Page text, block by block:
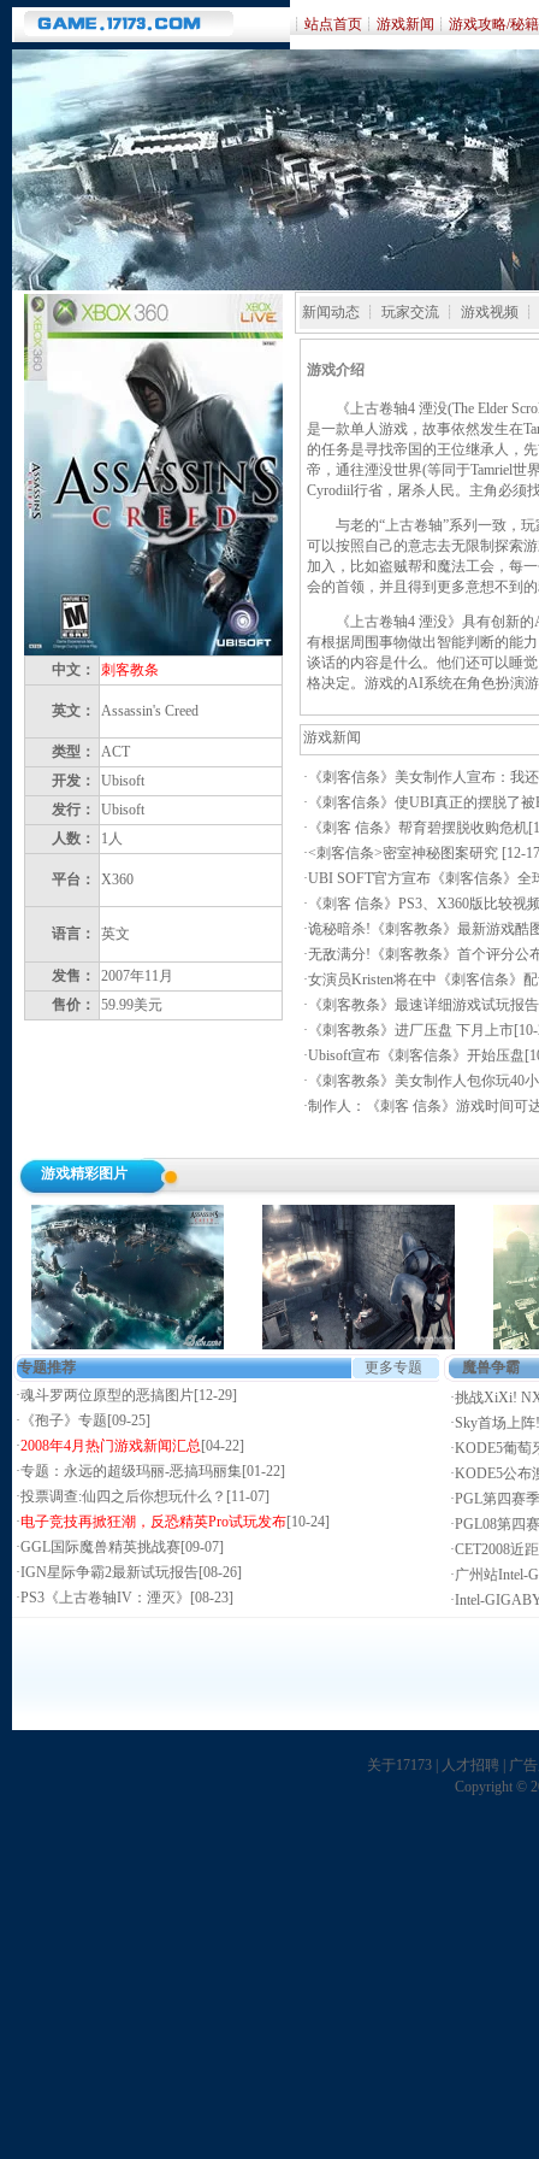
┊ 站点首页 ┊ 游戏新闻 ┊ 游戏攻略/秘
中文： 刺客教条
英文： Assassin's Creed
类型：
ACT
开发：
Ubisoft
发行：
Ubisoft
人数：
1人
平台： X360
语言： 英文
发售：
2007年11月
售价：
59.99美元
新闻动态 ┊ 玩家交流 ┊ 游戏视频
游戏介绍
《上古卷轴4 湮没(The Elder
是一款单人游戏，故事依然发生在
的任务是寻找帝国的王位继承人，
帝，通往湮没世界(等同于Tamriel世
Cyrodiil行省，屠杀人民。主角必须
与老的“上古卷轴”系列一致，玩
可以按照自己的意志去无限制探索
加入，比如盗贼帮和魔法工会，每
会的首领，并且得到更多意想不到
《上古卷轴4 湮没》具有创新的
有根据周围事物做出智能判断的能
谈话的内容是什么。他们还可以睡
格决定。游戏的AI系统在角色扮演
游戏新闻
· 《刺客信条》美女制作人宣布：我
· 《刺客信条》使UBI真正的摆脱了
· 《刺客 信条》帮育碧摆脱收购危机
·<刺客信条>密室神秘图案研究 [12-
·UBI SOFT官方宣布《刺客信条》全
· 《刺客 信条》PS3、X360版比较视
·诡秘暗杀!《刺客教条》最新游戏酷
·无敌满分!《刺客教条》首个评分公
·女演员Kristen将在中《刺客信条》
· 《刺客教条》最速详细游戏试玩报告
· 《刺客教条》进厂压盘 下月上市
·Ubisoft宣布《刺客信条》开始压盘
· 《刺客教条》美女制作人包你玩40
·制作人：《刺客 信条》游戏时间可
游戏精彩图片
专题推荐
更多专题
·魂斗罗两位原型的恶搞图片[12-29]
· 《孢子》专题 [09-25]
·2008年4月热门游戏新闻汇总 [04-22]
·专题：永远的超级玛丽-恶搞玛丽集[01-22]
·投票调查:仙四之后你想玩什么？ [11-07]
·电子竞技再掀狂潮，反恐精英Pro试玩发布[10-24]
·GGL国际魔兽精英挑战赛[09-07]
·IGN星际争霸2最新试玩报告[08-26]
·PS3《上古卷轴IV：湮灭》 [08-23]
魔兽争霸
·挑战XiXi!
·Sky首场上
·KODE5葡萄
·KODE5公布
·PGL第四赛
·PGL08第四
·CET2008近
·广州站Intel-
·Intel-
关于17173 人才招聘
广
Copyright ©